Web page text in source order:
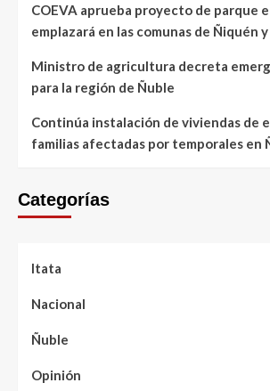
COEVA aprueba proyecto de parque
emplazará en las comunas de Ñiquén y
Ministro de agricultura decreta
para la región de Ñuble
Continúa instalación de viviendas de
familias afectadas por temporales en
Categorías
Itata
Nacional
Ñuble
Opinión